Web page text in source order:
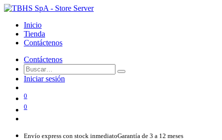
Inicio
Tienda
Contáctenos
Contáctenos
Iniciar sesión
0
0
Envío express con stock inmediatoGarantía de 3 a 12 meses